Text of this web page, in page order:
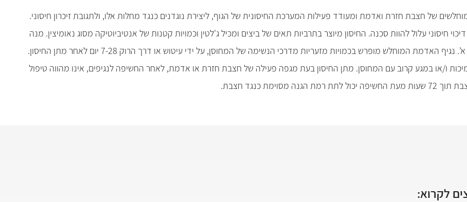
של חצבת חזרת ואדמת ומעודד פעילות המערכת החיסונית של הגוף, ליצירת נוגדנים כנגד מחלות אלו, ולתגובת זיכרון חיסוני.
החיסון לאנשים בעלי דיכוי חיסוני עלול להוות סכנה. החיסון מיוצר בתרביות תאים של ביצים ומכיל ג'לטין וכמויות קטנות של אנטיביוטיקה מסוג נאומיצין. מנה
ראשונה של החיסון מומלצת בגיל שנה, והמנה השנייה בכיתה א'. נגיף האדמת המוחלש מופרש בכמויות מזעריות מדרכי הנשימה של המחוסן, על ידי עיטוש או דרך הרוק 7-28 יום לאחר מתן החיסון.
ו/או במגע קרוב עם המחוסן. מתן החיסון בעת מגפה פעילה של חצבת חזרת או אדמת, לאחר החשיפה לנגיפים, אינו מהווה טיפול
כנגד חצבת.
לקרוא: